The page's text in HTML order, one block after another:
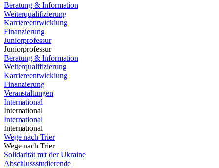
Beratung & Information
Weiterqualifizierung
Karriereentwicklung
Finanzierung
Juniorprofessur
Juniorprofessur
Beratung & Information
Weiterqualifizierung
Karriereentwicklung
Finanzierung
Veranstaltungen
International
International
International
International
Wege nach Trier
Wege nach Trier
Solidarität mit der Ukraine
Abschlussstudierende